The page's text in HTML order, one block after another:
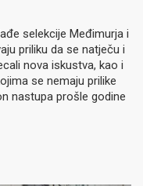
selekcije Međimurja i
priliku da se natječu i
nova iskustva, kao i
se nemaju prilike
nastupa prošle godine